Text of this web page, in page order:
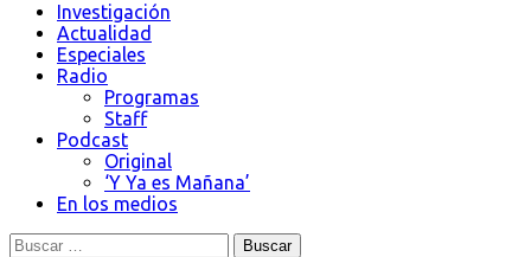
Investigación
Actualidad
Especiales
Radio
Programas
Staff
Podcast
Original
‘Y Ya es Mañana’
En los medios
Buscar: